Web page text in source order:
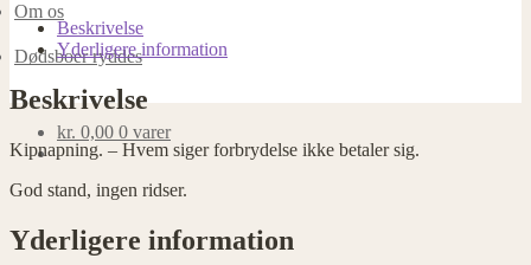
Om os
Dødsboer ryddes
kr. 0,00 0 varer
Beskrivelse
Yderligere information
Beskrivelse
Kipnapning. – Hvem siger forbrydelse ikke betaler sig.
God stand, ingen ridser.
Yderligere information
Nødvendige
cookies
hjælper med at
hjemmeside
aktivere
grundlæggende